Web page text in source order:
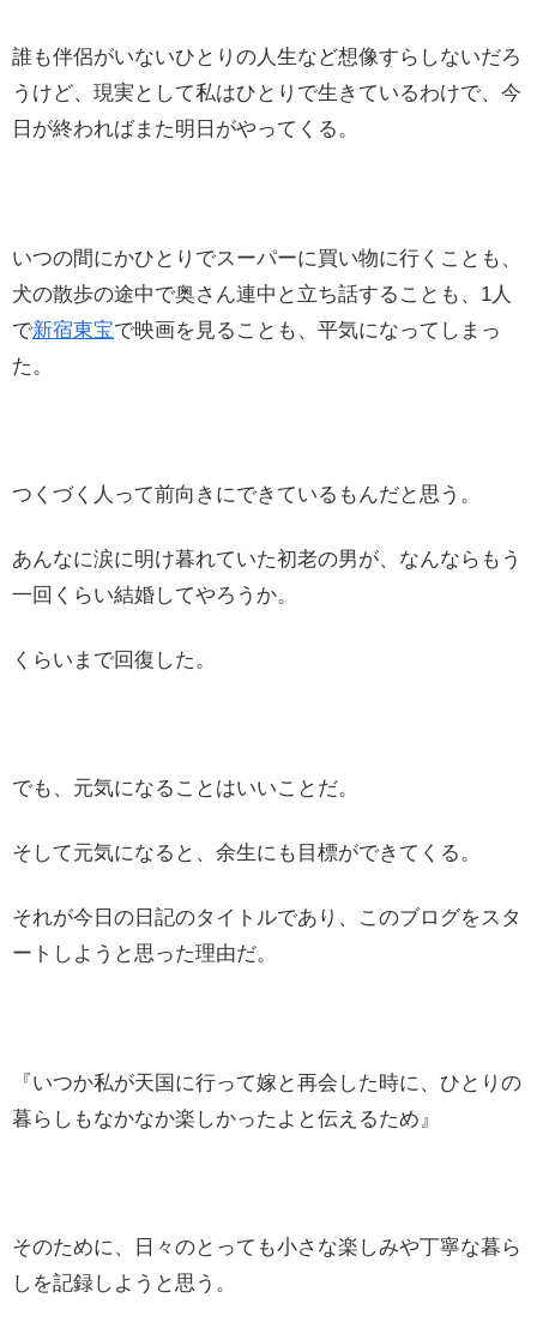
誰も伴侶がいないひとりの人生など想像すらしないだろ
うけど、現実として私はひとりで生きているわけで、今
日が終わればまた明日がやってくる。
いつの間にかひとりでスーパーに買い物に行くことも、
犬の散歩の途中で奥さん連中と立ち話することも、1人
で新宿東宝で映画を見ることも、平気になってしまっ
た。
つくづく人って前向きにできているもんだと思う。
あんなに涙に明け暮れていた初老の男が、なんならもう
一回くらい結婚してやろうか。
くらいまで回復した。
でも、元気になることはいいことだ。
そして元気になると、余生にも目標ができてくる。
それが今日の日記のタイトルであり、このブログをスタ
ートしようと思った理由だ。
『いつか私が天国に行って嫁と再会した時に、ひとりの
暮らしもなかなか楽しかったよと伝えるため』
そのために、日々のとっても小さな楽しみや丁寧な暮ら
しを記録しようと思う。